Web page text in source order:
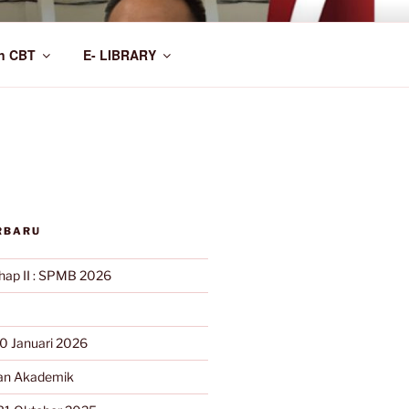
CBT E- LIBRARY
II : SPMB 2026
Januari 2026
Akademik